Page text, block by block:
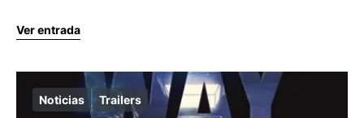
Ver entrada
Noticias Trailers